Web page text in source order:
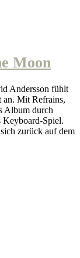
Moon
Andersson fühlt
an. Mit Refrains,
Album durch
Keyboard-Spiel.
zurück auf dem